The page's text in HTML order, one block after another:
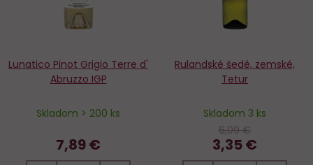
Lunatico Pinot Grigio Terre d'
Abruzzo IGP
Skladom > 200 ks
7,89 €
Rulandské šedé, zemské,
Tetur
Skladom 3 ks
6,09 €
3,35 €